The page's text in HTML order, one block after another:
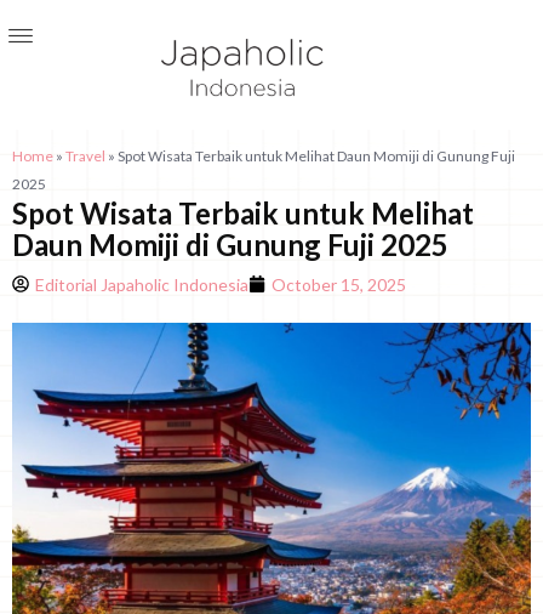
Home » Travel » Spot Wisata Terbaik untuk Melihat Daun Momiji di Gunung Fuji
2025
Spot Wisata Terbaik untuk Melihat
Daun Momiji di Gunung Fuji 2025
Editorial Japaholic Indonesia October 15, 2025